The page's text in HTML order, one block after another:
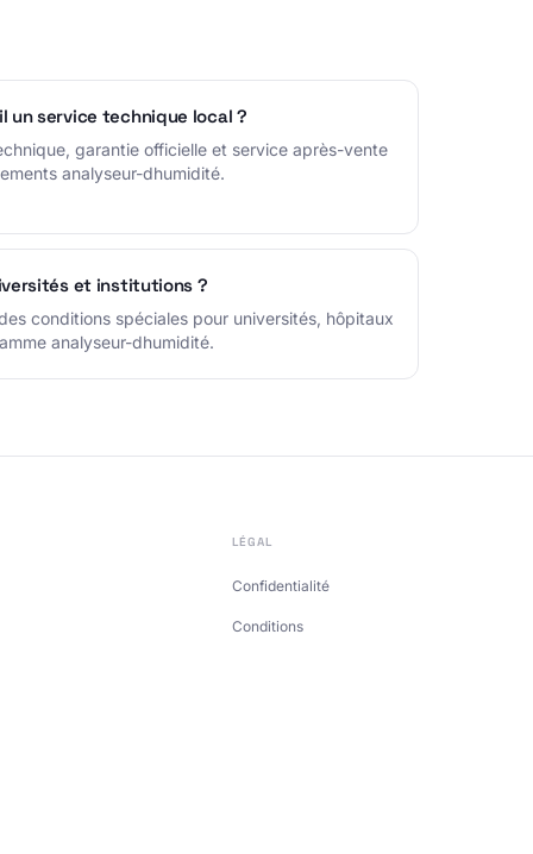
service technique local ?
garantie officielle et service après-vente
analyseur-dhumidité.
et institutions ?
conditions spéciales pour universités, hôpitaux
analyseur-dhumidité.
LÉGAL
Confidentialité
Conditions